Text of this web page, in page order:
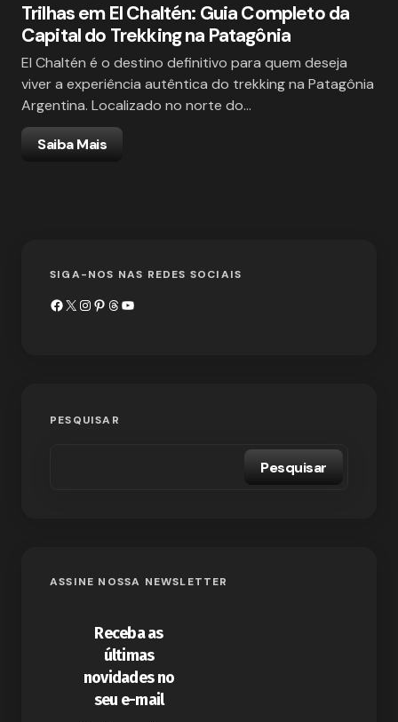
Trilhas em El Chaltén: Guia Completo da
Capital do Trekking na Patagônia
El Chaltén é o destino definitivo para quem deseja
viver a experiência autêntica do trekking na Patagônia
Argentina. Localizado no norte do…
Saiba Mais
SIGA-NOS NAS REDES SOCIAIS
PESQUISAR
Pesquisar
ASSINE NOSSA NEWSLETTER
Receba as
últimas
novidades no
seu e-mail